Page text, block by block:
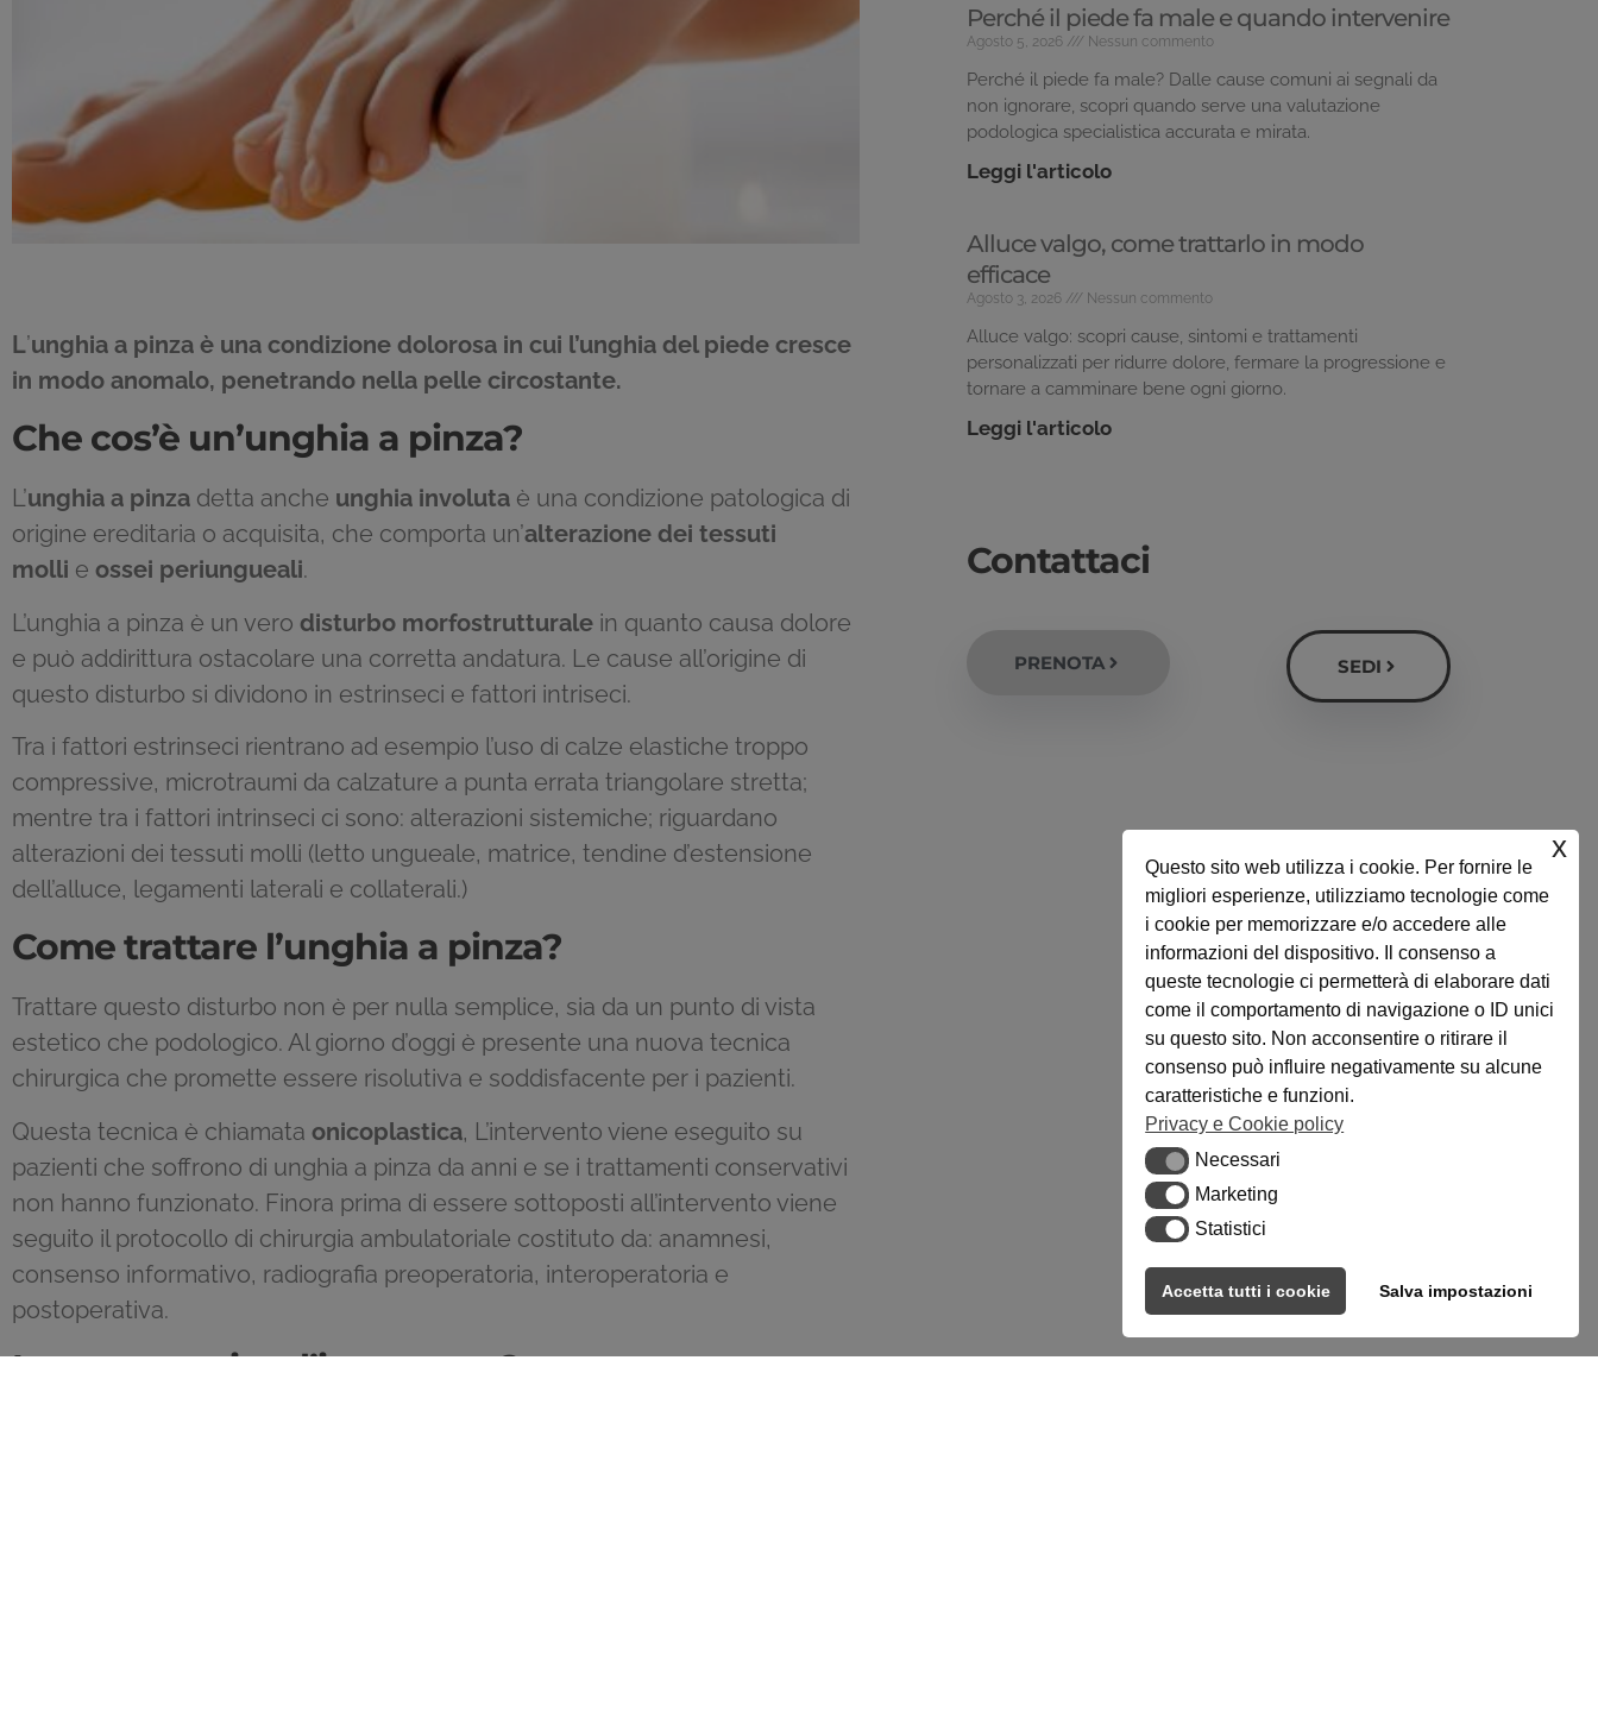
Questo sito web utilizza i cookie. Per fornire le
migliori esperienze, utilizziamo tecnologie come
i cookie per memorizzare e/o accedere alle
informazioni del dispositivo. Il consenso a
queste tecnologie ci permetterà di elaborare dati
come il comportamento di navigazione o ID unici
su questo sito. Non acconsentire o ritirare il
consenso può influire negativamente su alcune
caratteristiche e funzioni.
Privacy e Cookie policy
NecessariNecessari
MarketingMarketing
StatisticiStatistici
Accetta tutti i cookie Salva impostazioni
x
L’unghia a pinza è una condizione dolorosa in cui l’unghia del piede cresce
in modo anomalo, penetrando nella pelle circostante.
Che cos’è un’unghia a pinza?
L’unghia a pinza detta anche unghia involuta è una condizione patologica di
origine ereditaria o acquisita, che comporta un’alterazione dei tessuti
molli e ossei periungueali.
L’unghia a pinza è un vero disturbo morfostrutturale in quanto causa dolore
e può addirittura ostacolare una corretta andatura. Le cause all’origine di
questo disturbo si dividono in estrinseci e fattori intriseci.
Tra i fattori estrinseci rientrano ad esempio l’uso di calze elastiche troppo
compressive, microtraumi da calzature a punta errata triangolare stretta;
mentre tra i fattori intrinseci ci sono: alterazioni sistemiche; riguardano
alterazioni dei tessuti molli (letto ungueale, matrice, tendine d’estensione
dell’alluce, legamenti laterali e collaterali.)
Come trattare l’unghia a pinza?
Trattare questo disturbo non è per nulla semplice, sia da un punto di vista
estetico che podologico. Al giorno d’oggi è presente una nuova tecnica
chirurgica che promette essere risolutiva e soddisfacente per i pazienti.
Questa tecnica è chiamata onicoplastica, L’intervento viene eseguito su
pazienti che soffrono di unghia a pinza da anni e se i trattamenti conservativi
non hanno funzionato. Finora prima di essere sottoposti all’intervento viene
seguito il protocollo di chirurgia ambulatoriale costituto da: anamnesi,
consenso informativo, radiografia preoperatoria, interoperatoria e
postoperativa.
In cosa consiste l’intervento?
Perché il piede fa male e quando intervenire
Agosto 5, 2026 Nessun commento
Perché il piede fa male? Dalle cause comuni ai segnali da
non ignorare, scopri quando serve una valutazione
podologica specialistica accurata e mirata.
Leggi l'articolo
Alluce valgo, come trattarlo in modo
efficace
Agosto 3, 2026 Nessun commento
Alluce valgo: scopri cause, sintomi e trattamenti
personalizzati per ridurre dolore, fermare la progressione e
tornare a camminare bene ogni giorno.
Leggi l'articolo
Contattaci
PRENOTA SEDI